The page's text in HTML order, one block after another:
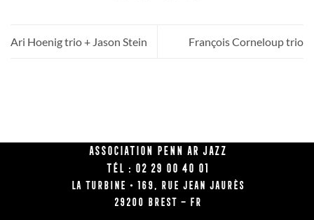
Ari Hoenig trio + Jason Stein François Corneloup trio
Association Penn Ar Jazz
Tél : 02 29 00 40 01
La Turbine • 169, rue Jean Jaurès
29200 BREST – FR